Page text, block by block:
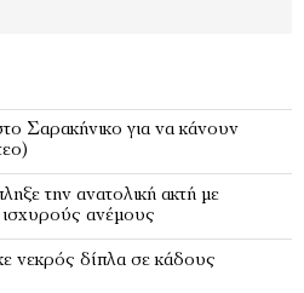
Σαρακήνικο για να κάνουν
την ανατολική ακτή με
ισχυρούς ανέμους
νεκρός δίπλα σε κάδους